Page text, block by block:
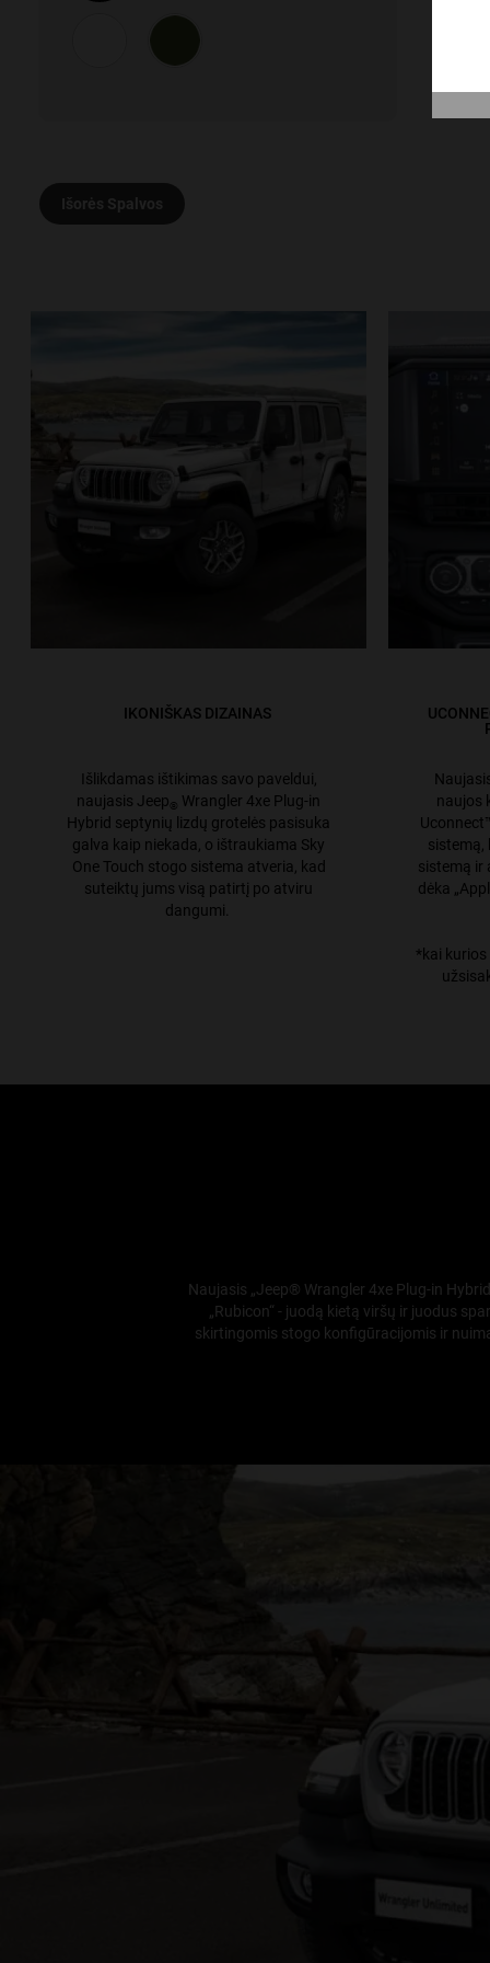
Išorės Spalvos
IKONIŠKAS DIZAINAS
Išlikdamas ištikimas savo paveldui,
naujasis Jeep®
Wrangler 4xe Plug-in
Hybrid septynių lizdų grotelės pasisuka
galva kaip niekada, o ištraukiama Sky
One Touch stogo sistema atveria, kad
suteiktų jums visą patirtį po atviru
dangumi.
naujos
sistemą,
sistemą ir
dėka
*kai
Naujasis „Jeep® Wrangler 4xe Plug-in
„Rubicon“ - juodą kietą viršų ir juodus
skirtingomis stogo konfigūracijomis ir